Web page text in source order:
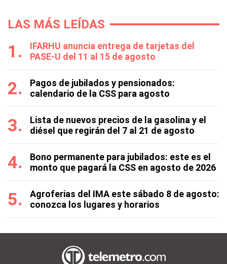
LAS MÁS LEÍDAS
IFARHU anuncia entrega de tarjetas del
PASE-U del 11 al 15 de agosto
Pagos de jubilados y pensionados:
calendario de la CSS para agosto
Lista de nuevos precios de la gasolina y el
diésel que regirán del 7 al 21 de agosto
Bono permanente para jubilados: este es el
monto que pagará la CSS en agosto de 2026
Agroferias del IMA este sábado 8 de agosto:
conozca los lugares y horarios